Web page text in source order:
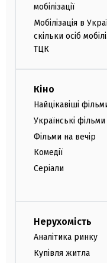
мобілізації
Мобілізація в
скільки осіб
ТЦК
Кіно
Найцікавіші
Українські фільми
Фільми на вечір
Комедії
Серіали
Нерухомість
Аналітика ринку
Купівля житла